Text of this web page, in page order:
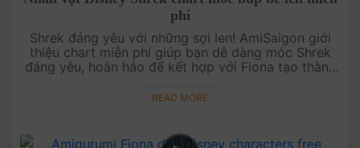
phí
Shrek đáng yêu với những sợi len! AmiSaigon giới
thiệu chart miễn phí giúp bạn dễ dàng móc Shrek
đáng yêu, hoàn hảo để kết hợp với Fiona tạo thành
thương của Shrek từ len ....
READ MORE